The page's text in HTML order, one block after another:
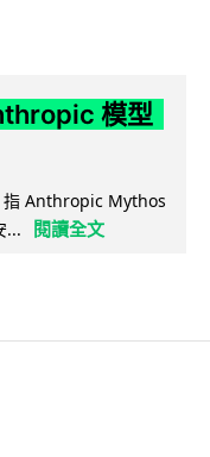
模型
指 Anthropic Mythos
...
閱讀全文